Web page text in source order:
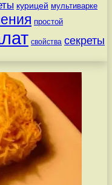
курицей мультиварке
простой
свойства секреты